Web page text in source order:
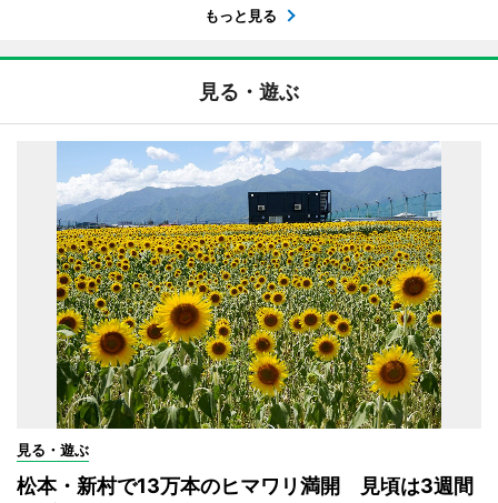
もっと見る
見る・遊ぶ
見る・遊ぶ
松本・新村で13万本のヒマワリ満開 見頃は3週間